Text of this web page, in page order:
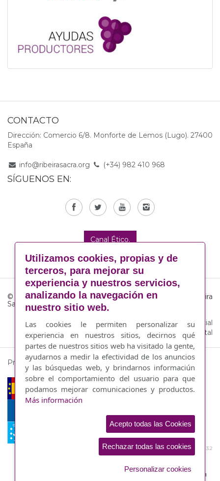
CONTACTO
Dirección: Comercio 6/8. Monforte de Lemos (Lugo). 27400
España
info@ribeirasacra.org (+34) 982 410 968
SÍGUENOS EN:
Canal Ético.
© Consello Regulador da Denominación de Orixe Ribeira
Sacra
Aviso legal·Política de cookies
Responsabilidad Social
Coroporativa· By Abertal
Proyecto financiado por:
Prioridade 3 Medida 3.2
Utilizamos cookies, propias y de
terceros, para mejorar su
experiencia y nuestros servicios,
analizando la navegación en
nuestro sitio web.
Las cookies le permiten personalizar su
experiencia en nuestros sitios, decirnos qué
partes de nuestros sitios web ha visitado la gente,
ayudarnos a medir la efectividad de los anuncios
y las búsquedas web, y brindarnos informaciún
sobre el comportamiento del usuario para que
podamos mejorar comunicaciones y productos.
Más información
Acepto todas las Cookies
Rechazar todas las cookies
Personalizar cookies